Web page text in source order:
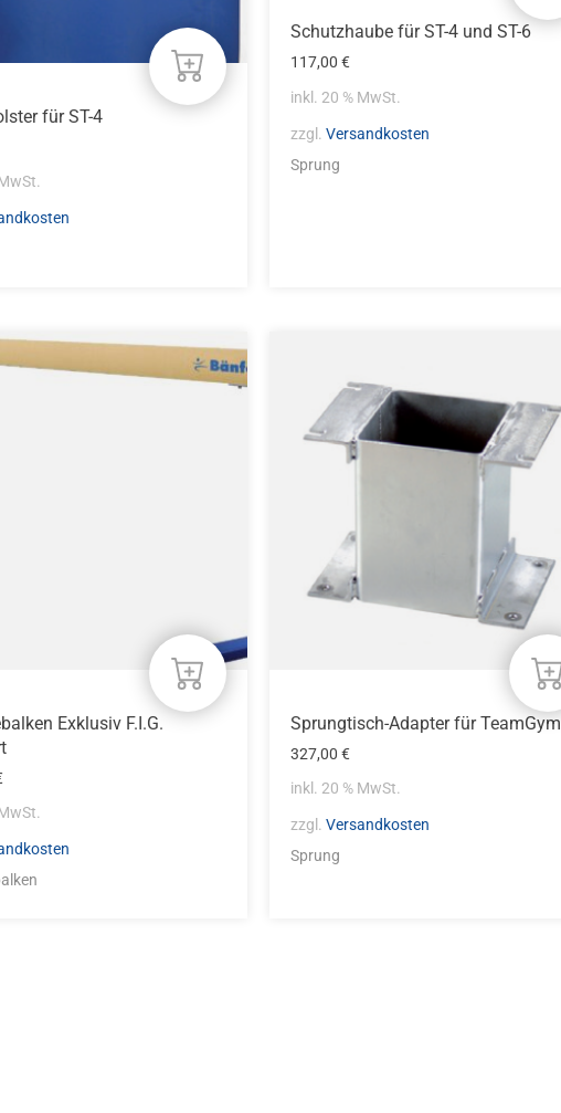
für ST-4
Schutzhaube für ST-4 und ST-6
117,00€
inkl. 20 % MwSt.
zzgl.Versandkosten
Sprung
Exklusiv F.I.G.
Sprungtisch-Adapter für TeamGym
327,00€
inkl. 20 % MwSt.
zzgl.Versandkosten
Sprung